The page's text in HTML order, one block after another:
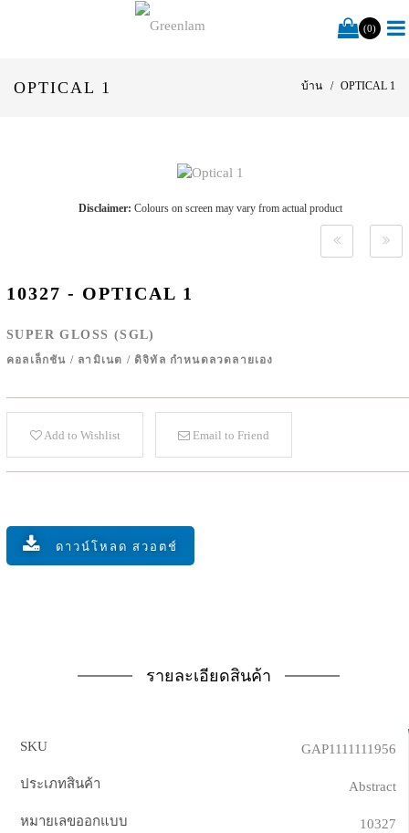
(0)
OPTICAL 1 บ้าน OPTICAL 1
Disclaimer: Colours on screen may vary from actual product
10327 - OPTICAL 1
SUPER GLOSS (SGL)
คอลเล็กชัน / ลามิเนต / ดิจิทัล กำหนดลวดลายเอง
Add to Wishlist Email to Friend
ดาวน์โหลด สวอตช์
รายละเอียดสินค้า
SKU GAP1111111956
ประเภทสินค้า Abstract
หมายเลขออกแบบ 10327